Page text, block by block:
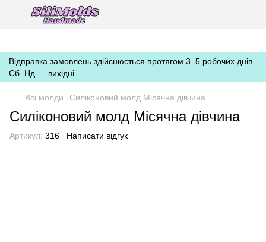
https://silimolds.com.ua//.well-known/apple-developer-merchantid-
domain-association
Відправка замовлень здійснюється протягом 3–5 робочих днів.
Сб–Нд — вихідні.
Всі молди Силіконовий молд Місячна дівчина
Силіконовий молд Місячна дівчина
Артикул: 316 Написати відгук